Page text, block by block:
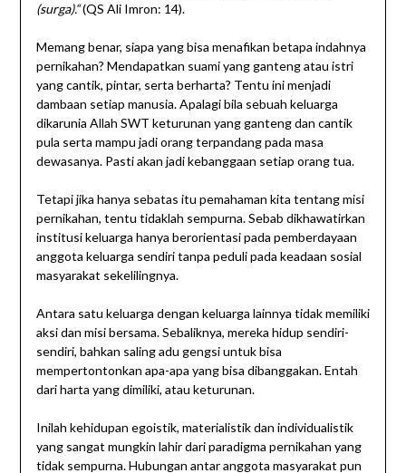
(surga).“(QS Ali Imron: 14).
Memang benar, siapa yang bisa menafikan betapa indahnya
pernikahan? Mendapatkan suami yang ganteng atau istri
yang cantik, pintar, serta berharta? Tentu ini menjadi
dambaan setiap manusia. Apalagi bila sebuah keluarga
dikarunia Allah SWT keturunan yang ganteng dan cantik
pula serta mampu jadi orang terpandang pada masa
dewasanya. Pasti akan jadi kebanggaan setiap orang tua.
Tetapi jika hanya sebatas itu pemahaman kita tentang misi
pernikahan, tentu tidaklah sempurna. Sebab dikhawatirkan
institusi keluarga hanya berorientasi pada pemberdayaan
anggota keluarga sendiri tanpa peduli pada keadaan sosial
masyarakat sekelilingnya.
Antara satu keluarga dengan keluarga lainnya tidak memiliki
aksi dan misi bersama. Sebaliknya, mereka hidup sendiri-
sendiri, bahkan saling adu gengsi untuk bisa
mempertontonkan apa-apa yang bisa dibanggakan. Entah
dari harta yang dimiliki, atau keturunan.
Inilah kehidupan egoistik, materialistik dan individualistik
yang sangat mungkin lahir dari paradigma pernikahan yang
tidak sempurna. Hubungan antar anggota masyarakat pun